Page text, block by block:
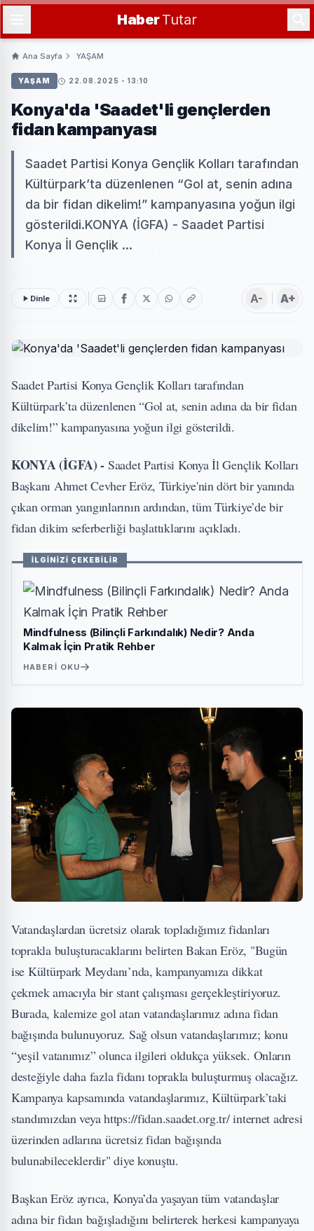
HaberTutar
Ana Sayfa YAŞAM
YAŞAM 22.08.2025 - 13:10
Konya'da 'Saadet'li gençlerden
fidan kampanyası
Saadet Partisi Konya Gençlik Kolları tarafından
Kültürpark’ta düzenlenen “Gol at, senin adına
da bir fidan dikelim!” kampanyasına yoğun ilgi
gösterildi.KONYA (İGFA) - Saadet Partisi
Konya İl Gençlik ...
Dinle A- A+
Saadet Partisi Konya Gençlik Kolları tarafından
Kültürpark’ta düzenlenen “Gol at, senin adına da bir fidan
dikelim!” kampanyasına yoğun ilgi gösterildi.
KONYA (İGFA) - Saadet Partisi Konya İl Gençlik Kolları
Başkanı Ahmet Cevher Eröz, Türkiye'nin dört bir yanında
çıkan orman yangınlarının ardından, tüm Türkiye’de bir
fidan dikim seferberliği başlattıklarını açıkladı.
İLGİNİZİ ÇEKEBİLİR
Mindfulness (Bilinçli Farkındalık) Nedir? Anda
Kalmak İçin Pratik Rehber
HABERI OKU
Vatandaşlardan ücretsiz olarak topladığımız fidanları
toprakla buluşturacaklarını belirten Bakan Eröz, "Bugün
ise Kültürpark Meydanı’nda, kampanyamıza dikkat
çekmek amacıyla bir stant çalışması gerçekleştiriyoruz.
Burada, kalemize gol atan vatandaşlarımız adına fidan
bağışında bulunuyoruz. Sağ olsun vatandaşlarımız; konu
“yeşil vatanımız” olunca ilgileri oldukça yüksek. Onların
desteğiyle daha fazla fidanı toprakla buluşturmuş olacağız.
Kampanya kapsamında vatandaşlarımız, Kültürpark’taki
standımızdan veya https://fidan.saadet.org.tr/ internet adresi
üzerinden adlarına ücretsiz fidan bağışında
bulunabileceklerdir" diye konuştu.
Başkan Eröz ayrıca, Konya’da yaşayan tüm vatandaşlar
adına bir fidan bağışladığını belirterek herkesi kampanyaya